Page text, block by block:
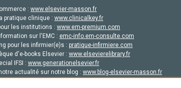
: www.elsevier-masson.fr
pratique clinique : www.clinicalkey.fr
les institutions : www.em-premium.com
sur l'EMC : emc-info.em-consulte.com
pour les infirmier(e)s : pratique-infirmiere.com
d'e-books Elsevier : www.elsevierelibrary.fr
IFSI : www.generationelsevier.fr
actualité sur notre blog : www.blog-elsevier-masson.fr